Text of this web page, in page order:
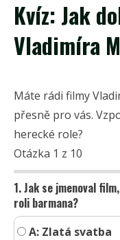
Kvíz: Jak
Vladimíra
Máte rádi filmy
přesně pro vás.
herecké role?
Otázka 1 z 10
1. Jak se jmenoval
roli barmana?
A: Zlatá svatba